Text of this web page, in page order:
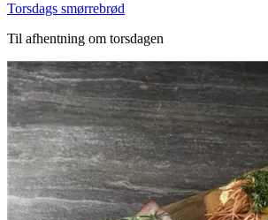
Torsdags smørrebrød
Til afhentning om torsdagen